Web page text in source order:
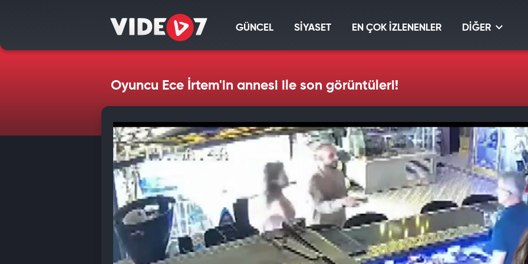
GÜNCEL SİYASET EN ÇOK İZLENENLER DİĞER
Oyuncu Ece İrtem'in annesi ile son görüntüleri!